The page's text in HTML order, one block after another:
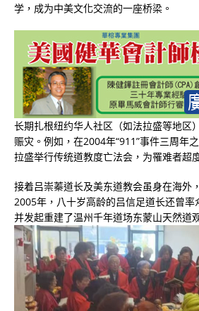
学，成为中美文化交流的一座桥梁。
长期扎根纽约华人社区（如法拉盛等地区
赈灾。例如，在2004年“911”事件三周年
拉盛举行传统道教度亡法会，为罹难者超
接着吕崇蓁道长及美东道教会虽身在海外
2005年，八十岁高龄的吕信足道长还曾率
并发起重建了温州千年道场东蒙山天然道